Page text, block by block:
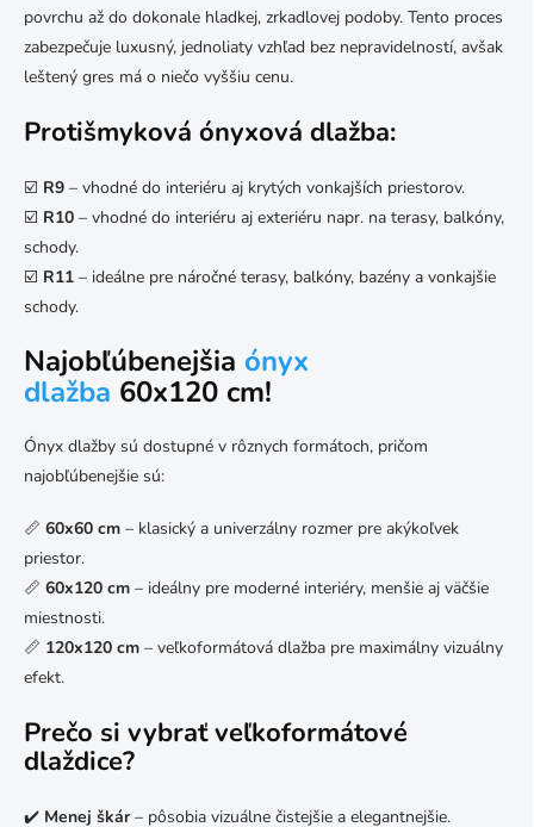
povrchu až do dokonale hladkej, zrkadlovej podoby. Tento proces
zabezpečuje luxusný, jednoliaty vzhľad bez nepravidelností, avšak
leštený gres má o niečo vyššiu cenu.
Protišmyková ónyxová dlažba:
☑️ R9 – vhodné do interiéru aj krytých vonkajších priestorov.
☑️ R10 – vhodné do interiéru aj exteriéru napr. na terasy, balkóny,
schody.
☑️ R11 – ideálne pre náročné terasy, balkóny, bazény a vonkajšie
schody.
Najobľúbenejšia ónyx
dlažba 60x120 cm!
Ónyx dlažby sú dostupné v rôznych formátoch, pričom
najobľúbenejšie sú:
📏 60x60 cm – klasický a univerzálny rozmer pre akýkoľvek
priestor.
📏 60x120 cm – ideálny pre moderné interiéry, menšie aj väčšie
miestnosti.
📏 120x120 cm – veľkoformátová dlažba pre maximálny vizuálny
efekt.
Prečo si vybrať veľkoformátové
dlaždice?
✔️ Menej škár – pôsobia vizuálne čistejšie a elegantnejšie.